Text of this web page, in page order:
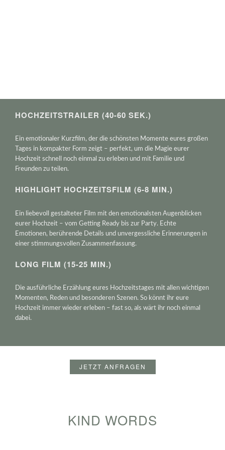
HOCHZEITSTRAILER (40-60 SEK.)
Ein emotionaler Kurzfilm, der die schönsten Momente eures großen
Tages in kompakter Form zeigt – perfekt, um die Magie eurer
Hochzeit schnell noch einmal zu erleben und mit Familie und
Freunden zu teilen.
HIGHLIGHT HOCHZEITSFILM (6-8 MIN.)
Ein liebevoll gestalteter Film mit den emotionalsten Augenblicken
eurer Hochzeit – vom Getting Ready bis zur Party. Echte
Emotionen, berührende Details und unvergessliche Erinnerungen in
einer stimmungsvollen Zusammenfassung.
LONG FILM (15-25 MIN.)
Die ausführliche Erzählung eures Hochzeitstages mit allen wichtigen
Momenten, Reden und besonderen Szenen. So könnt ihr eure
Hochzeit immer wieder erleben – fast so, als wärt ihr noch einmal
dabei.
JETZT ANFRAGEN
KIND WORDS